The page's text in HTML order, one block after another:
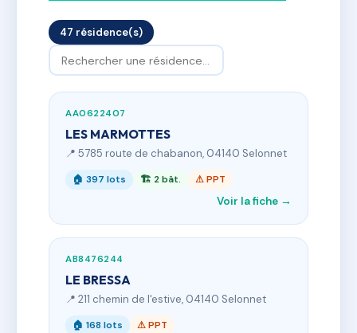
47 résidence(s)
AA0622407
LES MARMOTTES
📍 5785 route de chabanon, 04140 Selonnet
🏠 397 lots 🏗 2 bât. ⚠ PPT
Voir la fiche →
AB8476244
LE BRESSA
📍 211 chemin de l'estive, 04140 Selonnet
🏠 168 lots ⚠ PPT